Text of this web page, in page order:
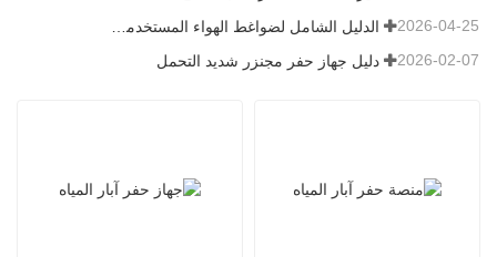
2026-04-25
دليل جهاز حفر مجنزر شديد التحمل 2026-02-07